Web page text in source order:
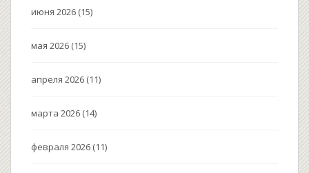
июня 2026 (15)
мая 2026 (15)
апреля 2026 (11)
марта 2026 (14)
февраля 2026 (11)